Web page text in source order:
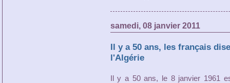
samedi, 08 janvier 2011
Il y a 50 ans, les français
l'Algérie
Il y a 50 ans, le 8 janvier 1961